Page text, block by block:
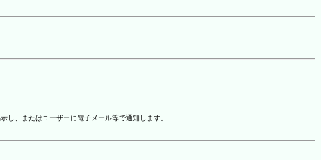
し、またはユーザーに電子メール等で通知します。